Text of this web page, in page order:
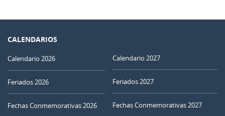
CALENDARIOS
Calendario 2026
Feriados 2026
Fechas Conmemorativas 2026
Calendario 2027
Feriados 2027
Fechas Conmemorativas 2027